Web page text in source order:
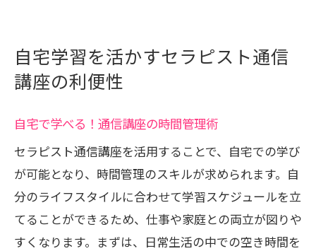
自宅学習を活かすセラピスト通信
講座の利便性
自宅で学べる！通信講座の時間管理術
セラピスト通信講座を活用することで、自宅での学び
が可能となり、時間管理のスキルが求められます。自
分のライフスタイルに合わせて学習スケジュールを立
てることができるため、仕事や家庭との両立が図りや
すくなります。まずは、日常生活の中での空き時間を